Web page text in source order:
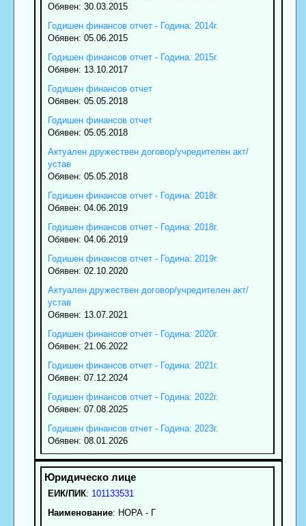
Обявен: 30.03.2015
Годишен финансов отчет - Година: 2014г.
Обявен: 05.06.2015
Годишен финансов отчет - Година: 2015г.
Обявен: 13.10.2017
Годишен финансов отчет
Обявен: 05.05.2018
Годишен финансов отчет
Обявен: 05.05.2018
Актуален дружествен договор/учредителен акт/
устав
Обявен: 05.05.2018
Годишен финансов отчет - Година: 2018г.
Обявен: 04.06.2019
Годишен финансов отчет - Година: 2018г.
Обявен: 04.06.2019
Годишен финансов отчет - Година: 2019г.
Обявен: 02.10.2020
Актуален дружествен договор/учредителен акт/
устав
Обявен: 13.07.2021
Годишен финансов отчет - Година: 2020г.
Обявен: 21.06.2022
Годишен финансов отчет - Година: 2021г.
Обявен: 07.12.2024
Годишен финансов отчет - Година: 2022г.
Обявен: 07.08.2025
Годишен финансов отчет - Година: 2023г.
Обявен: 08.01.2026
ЕИК/ПИК: 101133531
Наименование: НОРА - Г